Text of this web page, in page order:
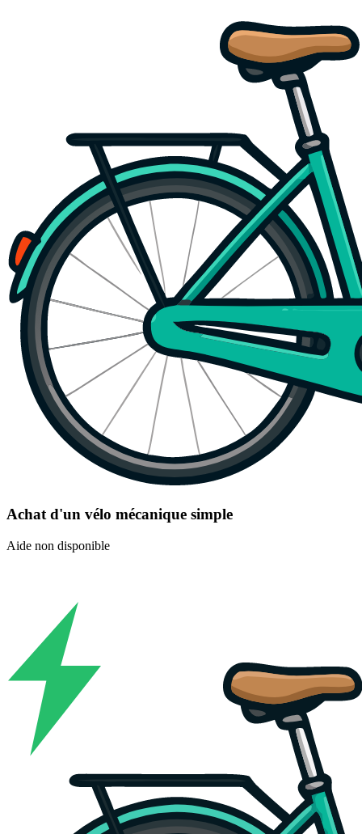
Achat d'un vélo mécanique simple
Aide non disponible